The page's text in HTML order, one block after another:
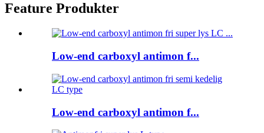
Feature Produkter
Low-end carboxyl antimon f...
Low-end carboxyl antimon f...